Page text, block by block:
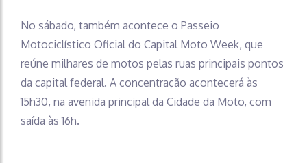
No sábado, também acontece o Passeio
Motociclístico Oficial do Capital Moto Week, que
reúne milhares de motos pelas ruas principais pontos
da capital federal. A concentração acontecerá às
15h30, na avenida principal da Cidade da Moto, com
saída às 16h.